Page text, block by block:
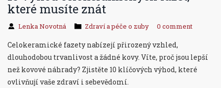
které musíte znát
Lenka Novotná Zdraví a péče o zuby 0 comment
Celokeramické fazety nabízejí přirozený vzhled,
dlouhodobou trvanlivost a žádné kovy. Víte, proč jsou lepší
než kovové náhrady? Zjistěte 10 klíčových výhod, které
ovlivňují vaše zdraví i sebevědomí.